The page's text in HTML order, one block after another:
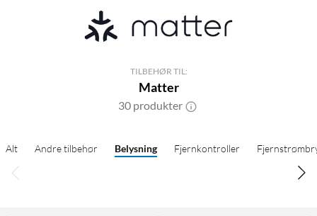
TILBEHØR TIL:
Matter
30 produkter
Alt Andre tilbehør Belysning Fjernkontroller